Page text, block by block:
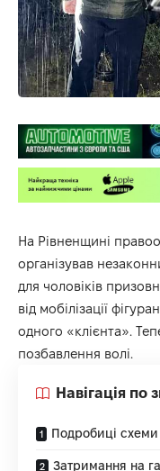
На Рівненщині
організував
для чоловіків
від мобілізації
одного «клієнта».
позбавлення волі.
Навігація по
Подробиці схеми
Затримання на